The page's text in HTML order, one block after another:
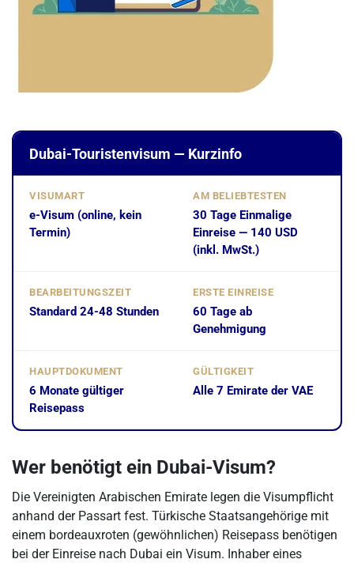
Dubai-Touristenvisum — Kurzinfo
VISUMART
e-Visum (online, kein
Termin)
AM BELIEBTESTEN
30 Tage Einmalige
Einreise — 140 USD
(inkl. MwSt.)
BEARBEITUNGSZEIT
Standard 24-48 Stunden
ERSTE EINREISE
60 Tage ab
Genehmigung
HAUPTDOKUMENT
6 Monate gültiger
Reisepass
GÜLTIGKEIT
Alle 7 Emirate der VAE
Wer benötigt ein Dubai-Visum?
Die Vereinigten Arabischen Emirate legen die Visumpflicht
anhand der Passart fest. Türkische Staatsangehörige mit
einem bordeauxroten (gewöhnlichen) Reisepass benötigen
bei der Einreise nach Dubai ein Visum. Inhaber eines